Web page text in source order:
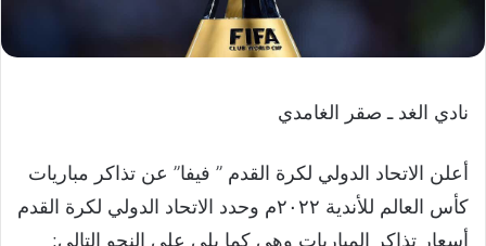
نادي الغد ـ صقر الغامدي
أعلن الاتحاد الدولي لكرة القدم ” فيفا” عن تذاكر مباريات
كأس العالم للأندية ٢٠٢٢م وحدد الاتحاد الدولي لكرة القدم
أسعار تذاكر المباريات وهي كما يلي على النحو التالي: